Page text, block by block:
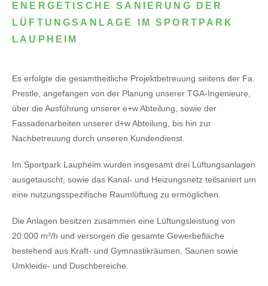
ENERGETISCHE SANIERUNG DER
LÜFTUNGSANLAGE IM SPORTPARK
LAUPHEIM
Es erfolgte die gesamtheitliche Projektbetreuung seitens der Fa.
Prestle, angefangen von der Planung unserer TGA-Ingenieure,
über die Ausführung unserer e+w Abteilung, sowie der
Fassadenarbeiten unserer d+w Abteilung, bis hin zur
Nachbetreuung durch unseren Kundendienst.
Im Sportpark Laupheim wurden insgesamt drei Lüftungsanlagen
ausgetauscht, sowie das Kanal- und Heizungsnetz teilsaniert um
eine nutzungsspezifische Raumlüftung zu ermöglichen.
Die Anlagen besitzen zusammen eine Lüftungsleistung von
20.000 m³/h und versorgen die gesamte Gewerbefläche
bestehend aus Kraft- und Gymnastikräumen, Saunen sowie
Umkleide- und Duschbereiche.